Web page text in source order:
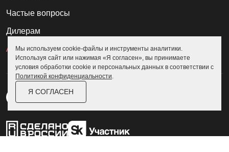
Частые вопросы
Дилерам
Акции
Мы используем cookie-файлы и инструменты аналитики.
Используя сайт или нажимая «Я согласен», вы принимаете
условия обработки cookie и персональных данных в соответствии с
Политикой конфиденциальности.
Я СОГЛАСЕН